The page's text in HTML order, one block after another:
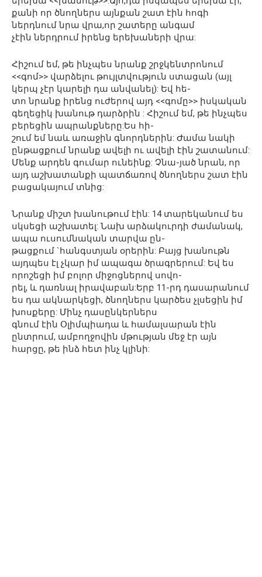
քանի որ ծնողներս այնքան շատ էին հոգի
ներդնում նրա վրա,որ շատերը անգամ
չէին ներդրում իրենց երեխաների վրա:
Հիշում եմ, թե ինչպես նրանք շրջկենտրոնում
<<գոմ>> վարձելու թույլտվություն ստացան (այլ
կերպ չէր կարելի դա անվանել): Եվ հե-
տո նրանք իրենց ուժերով այդ <<գոմը>> իսկական
գեղեցիկ խանութ դարձրին : Հիշում եմ, թե ինչպես
բերեցին ապրանքները:Ես հի-
շում եմ նաև առաջին գնորդներին: Ժամա նակի
ընթացքում նրանք ավելի ու ավելի էին շատանում:
Մենք արդեն գումար ունեինք: Չնա-յած նրան, որ
այդ աշխատանքի պատճառով ծնողներս շատ էին
բացակայում տնից:
Նրանք միշտ խանութում էին: 14 տարեկանում ես
սկսեցի աշխատել: Նախ արձակուրդի ժամանակ,
ապա ուսումնական տարվա ըն-
թացքում `հանգստյան օրերին: Բայց խանութն
այդպես էլ չկար իմ ապագա ծրագրերում: Եվ ես
որոշեցի իմ բոլոր միջոցներով սովո-
րել, և դառնալ իրավաբան:Երբ 11-րդ դասարանում
ես դա ակնարկեցի, ծնողներս կարծես չլսեցին իմ
խոսքերը: Մինչ դասընկերներս
գնում էին Օլիմպիադա և համալսարան էին
ընտրում, ամբողջովին մթության մեջ էր այն
հարցը, թե ինձ հետ ինչ կլինի: